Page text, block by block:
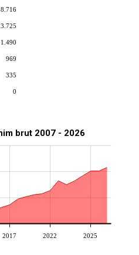
8.716
3.725
1.490
969
335
0
brut 2007 - 2026
2017 2022 2025